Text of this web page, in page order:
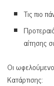
Τις πιο
αίτησης
Οι
Κατάρτισης: